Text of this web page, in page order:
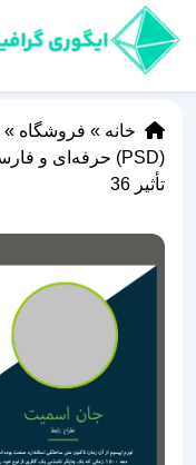
خانه » فروشگاه »
(PSD) حرفه‌ای و فارسی
تأثیر 36